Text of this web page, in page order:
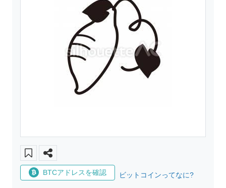
BTCアドレスを確認 ビットコインってなに?